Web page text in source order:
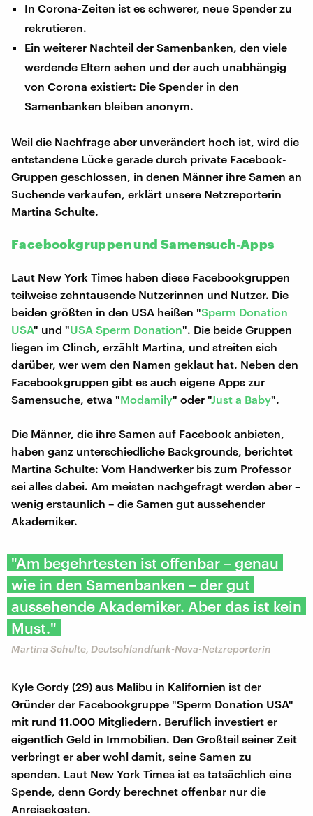
In Corona-Zeiten ist es schwerer, neue Spender zu
rekrutieren.
Ein weiterer Nachteil der Samenbanken, den viele
werdende Eltern sehen und der auch unabhängig
von Corona existiert: Die Spender in den
Samenbanken bleiben anonym.
Weil die Nachfrage aber unverändert hoch ist, wird die
entstandene Lücke gerade durch private Facebook-
Gruppen geschlossen, in denen Männer ihre Samen an
Suchende verkaufen, erklärt unsere Netzreporterin
Martina Schulte.
Facebookgruppen und Samensuch-Apps
Laut New York Times haben diese Facebookgruppen
teilweise zehntausende Nutzerinnen und Nutzer. Die
beiden größten in den USA heißen "Sperm Donation
USA" und "USA Sperm Donation". Die beide Gruppen
liegen im Clinch, erzählt Martina, und streiten sich
darüber, wer wem den Namen geklaut hat. Neben den
Facebookgruppen gibt es auch eigene Apps zur
Samensuche, etwa "Modamily" oder "Just a Baby".
Die Männer, die ihre Samen auf Facebook anbieten,
haben ganz unterschiedliche Backgrounds, berichtet
Martina Schulte: Vom Handwerker bis zum Professor
sei alles dabei. Am meisten nachgefragt werden aber –
wenig erstaunlich – die Samen gut aussehender
Akademiker.
"Am begehrtesten ist offenbar – genau
wie in den Samenbanken – der gut
aussehende Akademiker. Aber das ist kein
Must."
Martina Schulte, Deutschlandfunk-Nova-Netzreporterin
Kyle Gordy (29) aus Malibu in Kalifornien ist der
Gründer der Facebookgruppe "Sperm Donation USA"
mit rund 11.000 Mitgliedern. Beruflich investiert er
eigentlich Geld in Immobilien. Den Großteil seiner Zeit
verbringt er aber wohl damit, seine Samen zu
spenden. Laut New York Times ist es tatsächlich eine
Spende, denn Gordy berechnet offenbar nur die
Anreisekosten.